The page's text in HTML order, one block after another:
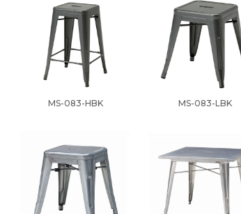
MS-083-HBK MS-083-LBK